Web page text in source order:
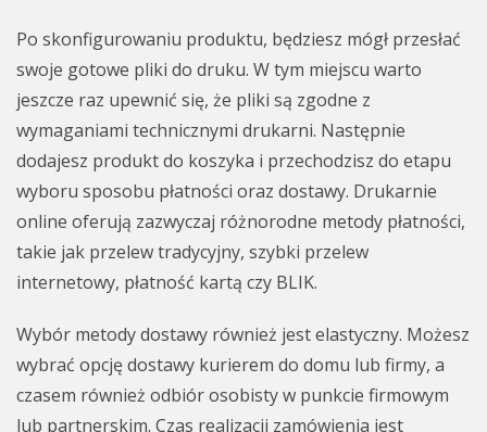
Po skonfigurowaniu produktu, będziesz mógł przesłać
swoje gotowe pliki do druku. W tym miejscu warto
jeszcze raz upewnić się, że pliki są zgodne z
wymaganiami technicznymi drukarni. Następnie
dodajesz produkt do koszyka i przechodzisz do etapu
wyboru sposobu płatności oraz dostawy. Drukarnie
online oferują zazwyczaj różnorodne metody płatności,
takie jak przelew tradycyjny, szybki przelew
internetowy, płatność kartą czy BLIK.
Wybór metody dostawy również jest elastyczny. Możesz
wybrać opcję dostawy kurierem do domu lub firmy, a
czasem również odbiór osobisty w punkcie firmowym
lub partnerskim. Czas realizacji zamówienia jest